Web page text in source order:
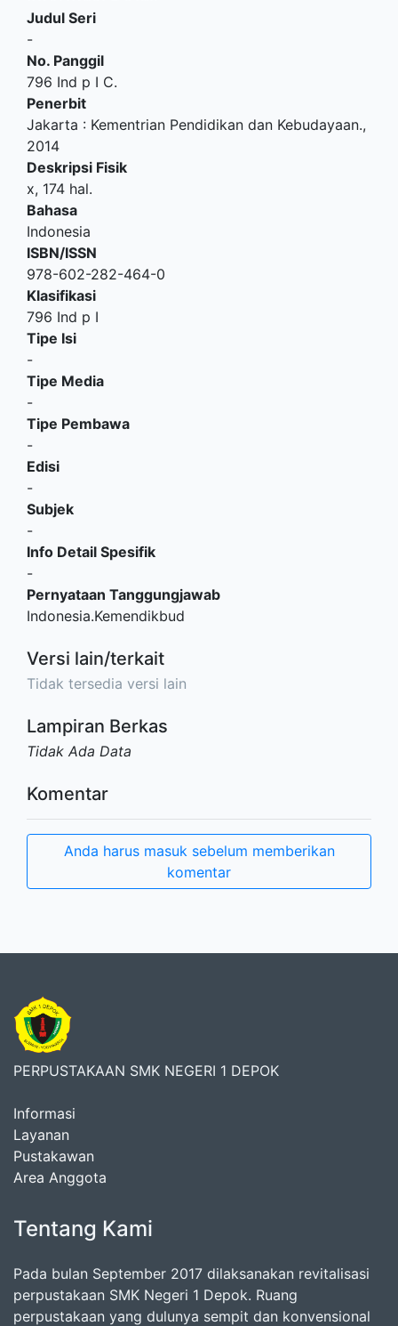
Judul Seri
-
No. Panggil
796 Ind p I C.
Penerbit
Jakarta : Kementrian Pendidikan dan Kebudayaan.,
2014
Deskripsi Fisik
x, 174 hal.
Bahasa
Indonesia
ISBN/ISSN
978-602-282-464-0
Klasifikasi
796 Ind p I
Tipe Isi
-
Tipe Media
-
Tipe Pembawa
-
Edisi
-
Subjek
-
Info Detail Spesifik
-
Pernyataan Tanggungjawab
Indonesia.Kemendikbud
Versi lain/terkait
Tidak tersedia versi lain
Lampiran Berkas
Tidak Ada Data
Komentar
Anda harus masuk sebelum memberikan
komentar
PERPUSTAKAAN SMK NEGERI 1 DEPOK
Informasi
Layanan
Pustakawan
Area Anggota
Tentang Kami
Pada bulan September 2017 dilaksanakan revitalisasi
perpustakaan SMK Negeri 1 Depok. Ruang
perpustakaan yang dulunya sempit dan konvensional